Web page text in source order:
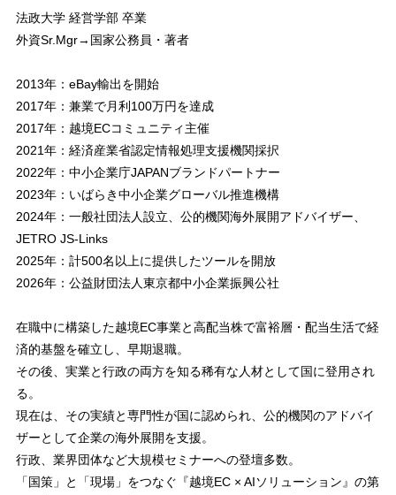
法政大学 経営学部 卒業
外資Sr.Mgr→国家公務員・著者
2013年：eBay輸出を開始
2017年：兼業で月利100万円を達成
2017年：越境ECコミュニティ主催
2021年：経済産業省認定情報処理支援機関採択
2022年：中小企業庁JAPANブランドパートナー
2023年：いばらき中小企業グローバル推進機構
2024年：一般社団法人設立、公的機関海外展開アドバイザー、
JETRO JS-Links
2025年：計500名以上に提供したツールを開放
2026年：公益財団法人東京都中小企業振興公社
在職中に構築した越境EC事業と高配当株で富裕層・配当生活で経
済的基盤を確立し、早期退職。
その後、実業と行政の両方を知る稀有な人材として国に登用され
る。
現在は、その実績と専門性が国に認められ、公的機関のアドバイ
ザーとして企業の海外展開を支援。
行政、業界団体など大規模セミナーへの登壇多数。
「国策」と「現場」をつなぐ『越境EC × AIソリューション』の第